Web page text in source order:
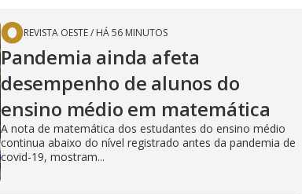
REVISTA OESTE/ HÁ 56 MINUTOS
Pandemia ainda afeta
desempenho de alunos do
ensino médio em matemática
A nota de matemática dos estudantes do ensino médio
continua abaixo do nível registrado antes da pandemia de
covid-19, mostram...